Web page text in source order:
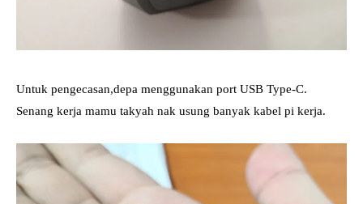
Untuk pengecasan,depa menggunakan port USB Type-C.
Senang kerja mamu takyah nak usung banyak kabel pi kerja.